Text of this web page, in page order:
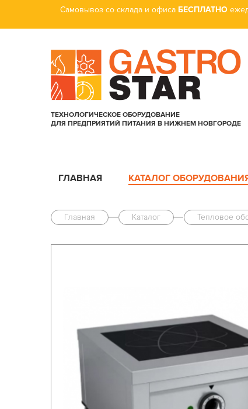
Самовывоз со склада и офиса БЕСПЛАТНО
ТЕХНОЛОГИЧЕСКОЕ ОБОРУДОВАНИЕ
ДЛЯ ПРЕДПРИЯТИЙ ПИТАНИЯ В НИЖНЕМ НОВГОРОДЕ
ГЛАВНАЯ КАТАЛОГ
Главная Каталог Тепловое